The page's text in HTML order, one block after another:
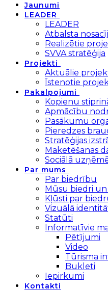
Jaunumi
LEADER
LEADER
Atbalsta
Realizētie
SVVA stratēģija
Projekti
Aktuālie
Īstenotie
Pakalpojumi
Kopienu
Apmācību
Pasākumu
Pieredzes
Stratēģijas
Maketēšanas
Sociālā
Par mums
Par biedrību
Mūsu biedri
Kļūsti par
Vizuālā
Statūti
Informatīvie
Pētījumi
Video
Tūrisma
Bukleti
Iepirkumi
Kontakti